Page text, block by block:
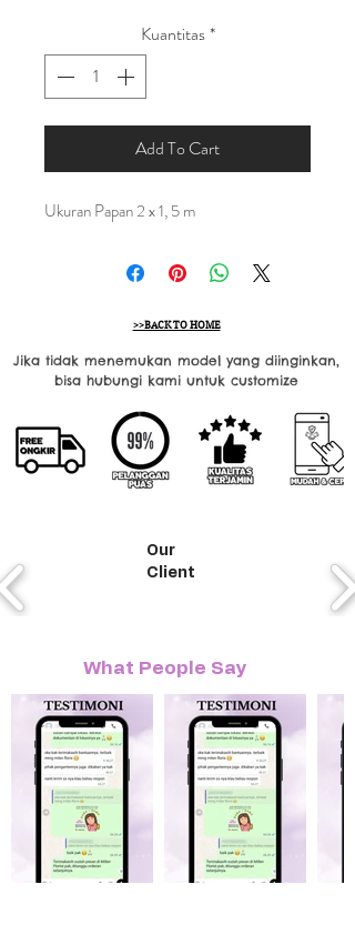
Kuantitas*
Add To Cart
Ukuran Papan 2 x 1, 5 m
>>BACK TO HOME
Jika tidak menemukan model yang diinginkan,
bisa hubungi kami untuk customize
Our
Client
What People Say